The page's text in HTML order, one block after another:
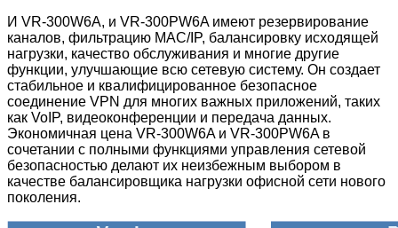
И VR-300W6A, и VR-300PW6A имеют резервирование
каналов, фильтрацию MAC/IP, балансировку исходящей
нагрузки, качество обслуживания и многие другие
функции, улучшающие всю сетевую систему. Он создает
стабильное и квалифицированное безопасное
соединение VPN для многих важных приложений, таких
как VoIP, видеоконференции и передача данных.
Экономичная цена VR-300W6A и VR-300PW6A в
сочетании с полными функциями управления сетевой
безопасностью делают их неизбежным выбором в
качестве балансировщика нагрузки офисной сети нового
поколения.